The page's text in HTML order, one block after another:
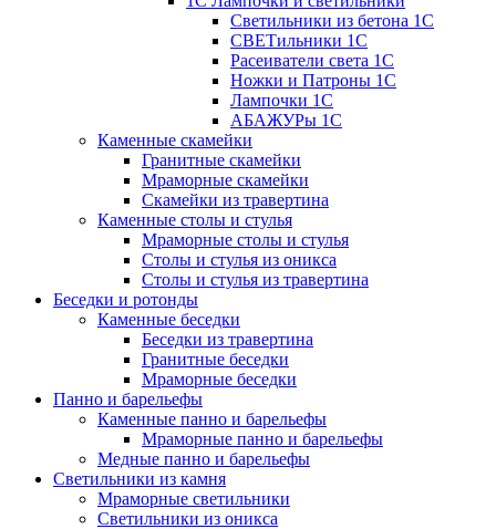
Светильники из бетона 1С
СВЕТильники 1С
Расеиватели света 1С
Ножки и Патроны 1С
Лампочки 1С
АБАЖУРы 1С
Каменные скамейки
Гранитные скамейки
Мраморные скамейки
Скамейки из травертина
Каменные столы и стулья
Мраморные столы и стулья
Столы и стулья из оникса
Столы и стулья из травертина
Беседки и ротонды
Каменные беседки
Беседки из травертина
Гранитные беседки
Мраморные беседки
Панно и барельефы
Каменные панно и барельефы
Мраморные панно и барельефы
Медные панно и барельефы
Светильники из камня
Мраморные светильники
Светильники из оникса